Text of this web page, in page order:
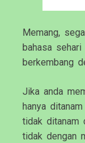
Memang,
bahasa
berkembang
Jika anda
hanya
tidak ditanam
tidak dengan